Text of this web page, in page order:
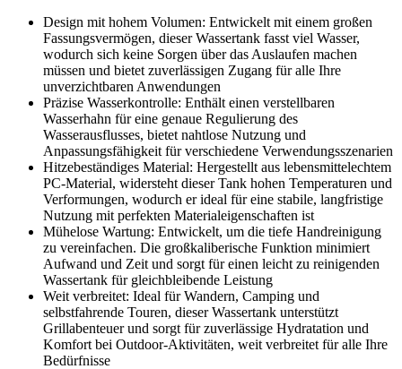
Design mit hohem Volumen: Entwickelt mit einem großen
Fassungsvermögen, dieser Wassertank fasst viel Wasser,
wodurch sich keine Sorgen über das Auslaufen machen
müssen und bietet zuverlässigen Zugang für alle Ihre
unverzichtbaren Anwendungen
Präzise Wasserkontrolle: Enthält einen verstellbaren
Wasserhahn für eine genaue Regulierung des
Wasserausflusses, bietet nahtlose Nutzung und
Anpassungsfähigkeit für verschiedene Verwendungsszenarien
Hitzebeständiges Material: Hergestellt aus lebensmittelechtem
PC-Material, widersteht dieser Tank hohen Temperaturen und
Verformungen, wodurch er ideal für eine stabile, langfristige
Nutzung mit perfekten Materialeigenschaften ist
Mühelose Wartung: Entwickelt, um die tiefe Handreinigung
zu vereinfachen. Die großkaliberische Funktion minimiert
Aufwand und Zeit und sorgt für einen leicht zu reinigenden
Wassertank für gleichbleibende Leistung
Weit verbreitet: Ideal für Wandern, Camping und
selbstfahrende Touren, dieser Wassertank unterstützt
Grillabenteuer und sorgt für zuverlässige Hydratation und
Komfort bei Outdoor-Aktivitäten, weit verbreitet für alle Ihre
Bedürfnisse